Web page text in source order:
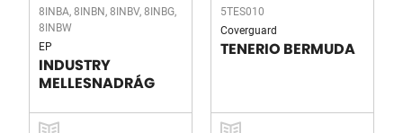
8INBA, 8INBN, 8INBV, 8INBG,
8INBW
EP
INDUSTRY
MELLESNADRÁG
5TES010
Coverguard
TENERIO BERMUDA